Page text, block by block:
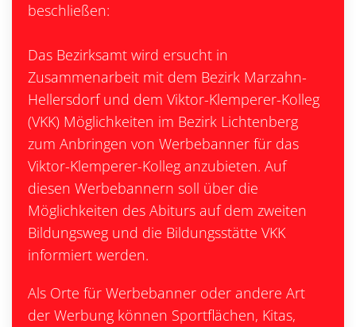
beschließen:
Das Bezirksamt wird ersucht in
Zusammenarbeit mit dem Bezirk Marzahn-
Hellersdorf und dem Viktor-Klemperer-Kolleg
(VKK) Möglichkeiten im Bezirk Lichtenberg
zum Anbringen von Werbebanner für das
Viktor-Klemperer-Kolleg anzubieten. Auf
diesen Werbebannern soll über die
Möglichkeiten des Abiturs auf dem zweiten
Bildungsweg und die Bildungsstätte VKK
informiert werden.
Als Orte für Werbebanner oder andere Art
der Werbung können Sportflächen, Kitas,